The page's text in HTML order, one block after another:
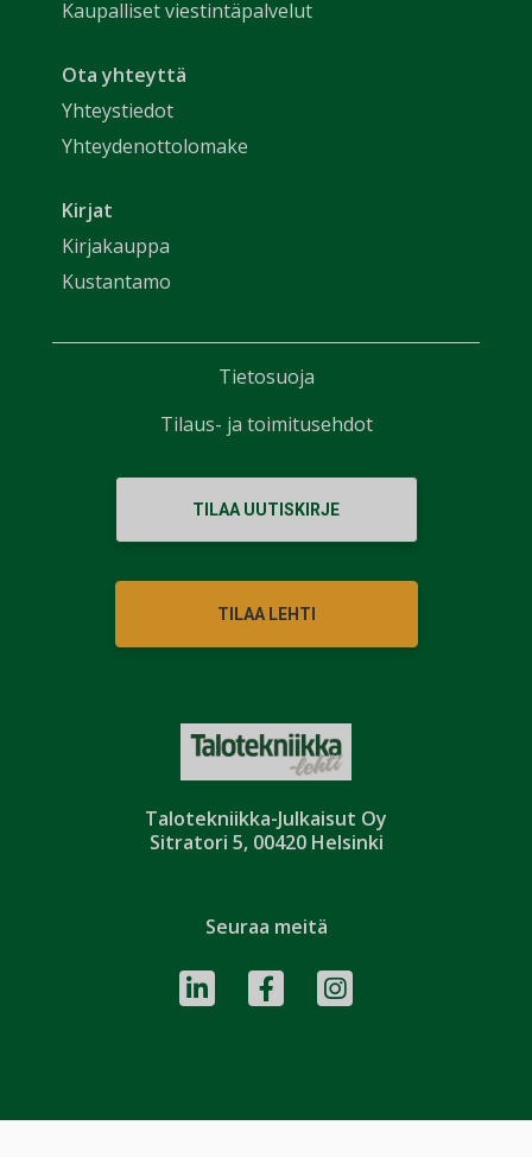
Talotekniikka-Julkaisut Oy
Sitratori 5, 00420 Helsinki
Kaupalliset viestintäpalvelut
Ota yhteyttä
Yhteystiedot
Yhteydenottolomake
Kirjat
Kirjakauppa
Kustantamo
TILAA UUTISKIRJE
TILAA LEHTI
Seuraa meitä
Tietosuoja
Tilaus- ja toimitusehdot